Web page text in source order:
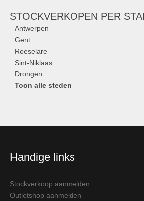
STOCKVERKOPEN PER
Antwerpen
Gent
Roeselare
Sint-Niklaas
Drongen
Toon alle steden
Handige links
Stockverkoop aanmelden
Outletshop aanmelden